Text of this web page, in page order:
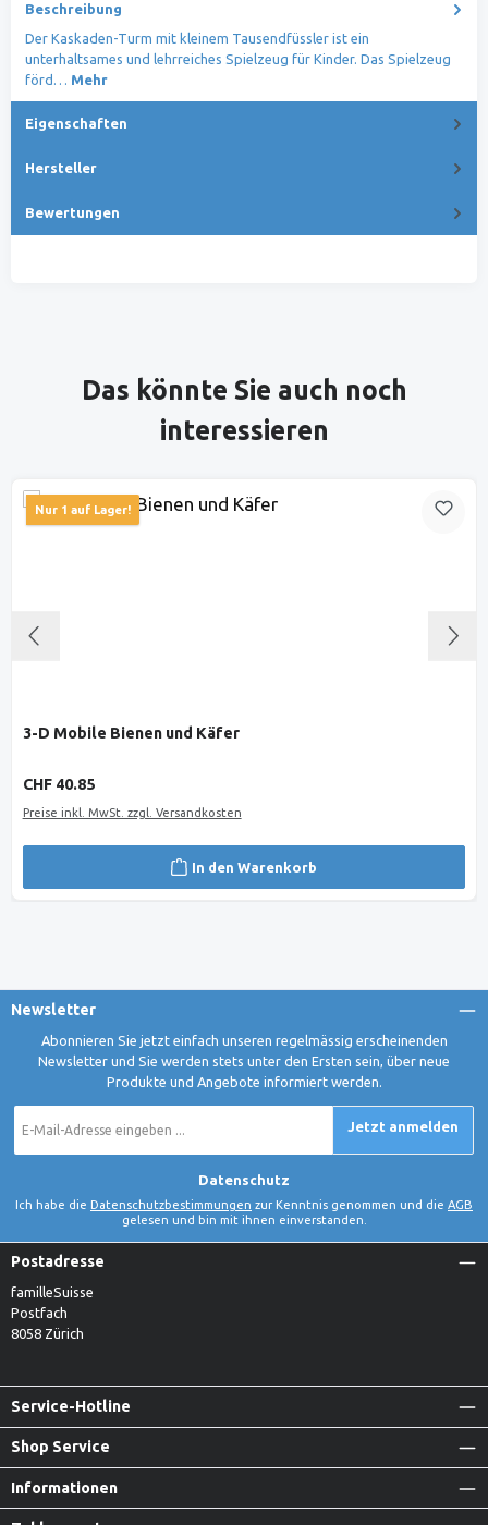
Beschreibung
Der Kaskaden-Turm mit kleinem Tausendfüssler ist ein
unterhaltsames und lehrreiches Spielzeug für Kinder. Das Spielzeug
förd… Mehr
Eigenschaften
Hersteller
Bewertungen
Produktgalerie überspringen
Das könnte Sie auch noch
interessieren
Nur 1 auf Lager!
3-D Mobile Bienen und Käfer
Regulärer Preis:
CHF 40.85
Preise inkl. MwSt. zzgl. Versandkosten
In den Warenkorb
Newsletter
Abonnieren Sie jetzt einfach unseren regelmässig erscheinenden
Newsletter und Sie werden stets unter den Ersten sein, über neue
Produkte und Angebote informiert werden.
Mail-
Jetzt anmelden
Datenschutz
Ich habe die Datenschutzbestimmungen zur Kenntnis genommen und die AGB
gelesen und bin mit ihnen einverstanden.
Postadresse
familleSuisse
Postfach
8058 Zürich
Service-Hotline
Shop Service
Informationen